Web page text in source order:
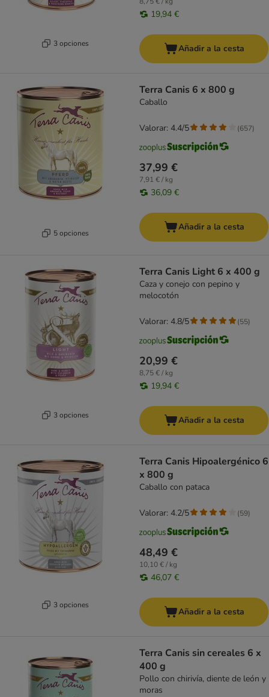
3 opciones
19,94 €
Añadir a la cesta
5 opciones
Terra Canis 6 x 800 g
Caballo
37,99 €
7,91 € / kg
36,09 €
Valorar: 4.4/5 (657)
Añadir a la cesta
3 opciones
Terra Canis Light 6 x 400 g
Caza y conejo con pepino y
melocotón
20,99 €
8,75 € / kg
19,94 €
Valorar: 4.8/5 (55)
Añadir a la cesta
3 opciones
Terra Canis Hipoalergénico 6
x 800 g
Caballo con pataca
48,49 €
10,10 € / kg
46,07 €
Valorar: 4.2/5 (59)
Añadir a la cesta
Terra Canis sin cereales 6 x
400 g
Pollo con chirivía, diente de león y
moras